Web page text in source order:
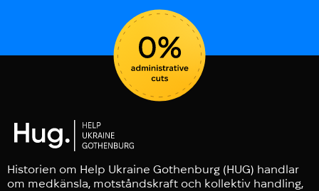
Historien om Help Ukraine Gothenburg (HUG) handlar
om medkänsla, motståndskraft och kollektiv handling,